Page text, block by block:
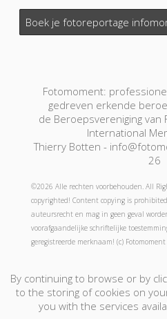
Boek je fotoreportage
Fotomoment:
gedreven erkende
de Beroepsvereniging van
International
Thierry Botten -
26
©2026 Alle rechten voorbehouden. All
copyrighted! Content copying is
auteursrecht en mag in geen geval
voorafgaandelijke schriftelijke
geregistreerde merknaam! (c)
Fotograaf-Photographe
Boek Nu - Réservation
Contact
By continuing to browse or by
to the storing of cookies on
you with the services